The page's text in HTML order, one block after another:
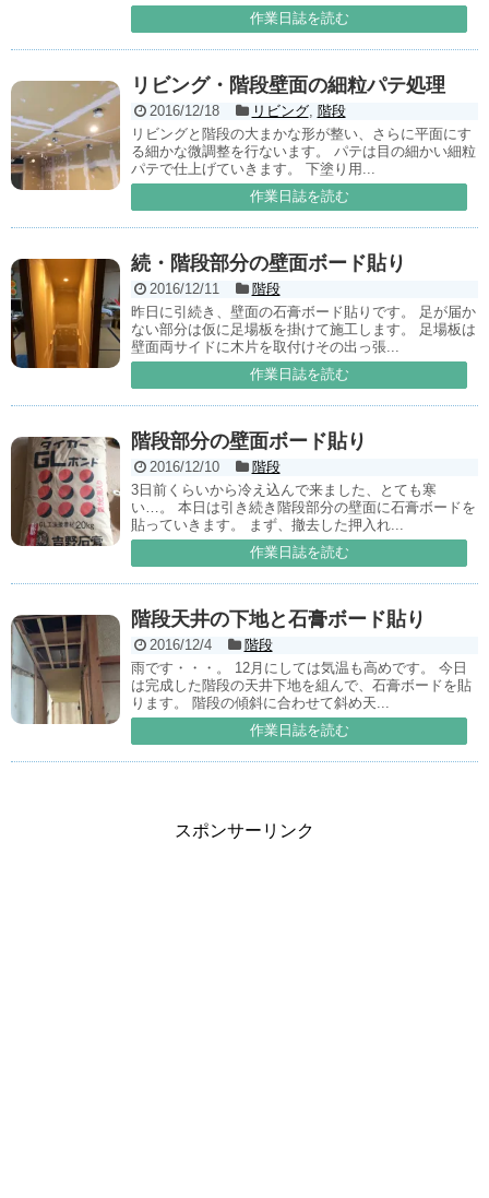
作業日誌を読む
リビング・階段壁面の細粒パテ処理
2016/12/18 リビング, 階段
リビングと階段の大まかな形が整い、さらに平面にす
る細かな微調整を行ないます。 パテは目の細かい細粒
パテで仕上げていきます。 下塗り用...
作業日誌を読む
続・階段部分の壁面ボード貼り
2016/12/11
階段
昨日に引続き、壁面の石膏ボード貼りです。 足が届か
ない部分は仮に足場板を掛けて施工します。 足場板は
壁面両サイドに木片を取付けその出っ張...
作業日誌を読む
階段部分の壁面ボード貼り
2016/12/10
階段
3日前くらいから冷え込んで来ました、とても寒
い…。 本日は引き続き階段部分の壁面に石膏ボードを
貼っていきます。 まず、撤去した押入れ...
作業日誌を読む
階段天井の下地と石膏ボード貼り
2016/12/4
階段
雨です・・・。 12月にしては気温も高めです。 今日
は完成した階段の天井下地を組んで、石膏ボードを貼
ります。 階段の傾斜に合わせて斜め天...
作業日誌を読む
スポンサーリンク